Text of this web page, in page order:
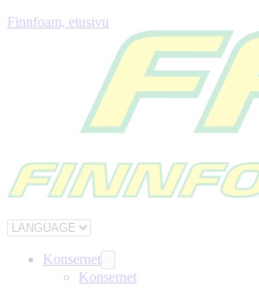
Finnfoam, etusivu
Konsernet
Konsernet